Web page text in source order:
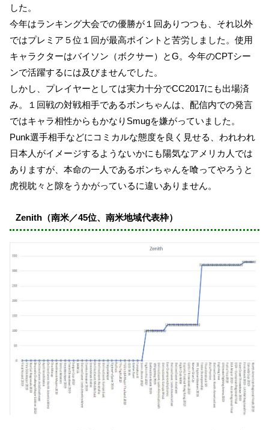
した。
今年はランキング大会での優勝が１回ありつつも、それ以外
ではプレミア５位１回が最高ポイントと苦労しました。使用
キャラクターはバイソン（ボクサー）とG。今年のCPTシー
ンで活躍するには及びませんでした。
しかし、プレイヤーとしては実力十分でCC2017にも出場済
み。１回戦の対戦相手であるボンちゃんは、配信内での発言
ではキャラ相性からもかなりSmugを嫌がっていました。
Punk選手相手などにコミカルな態度を良く見せる、われわれ
日本人がイメージするようないかにも陽気なアメリカ人では
ありますが、本命の一人であるボンちゃんを喰ってやろうと
虎視眈々と隙をうかがっているに違いありません。
Zenith（南米／45位、南米地域代表枠）